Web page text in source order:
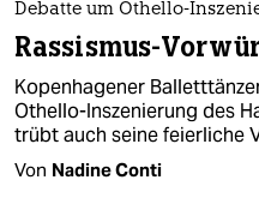
Debatte um Othello-
Rassismus-
Kopenhagener
Othello-Inszenierung des
trübt auch seine feierliche
Von Nadine Conti